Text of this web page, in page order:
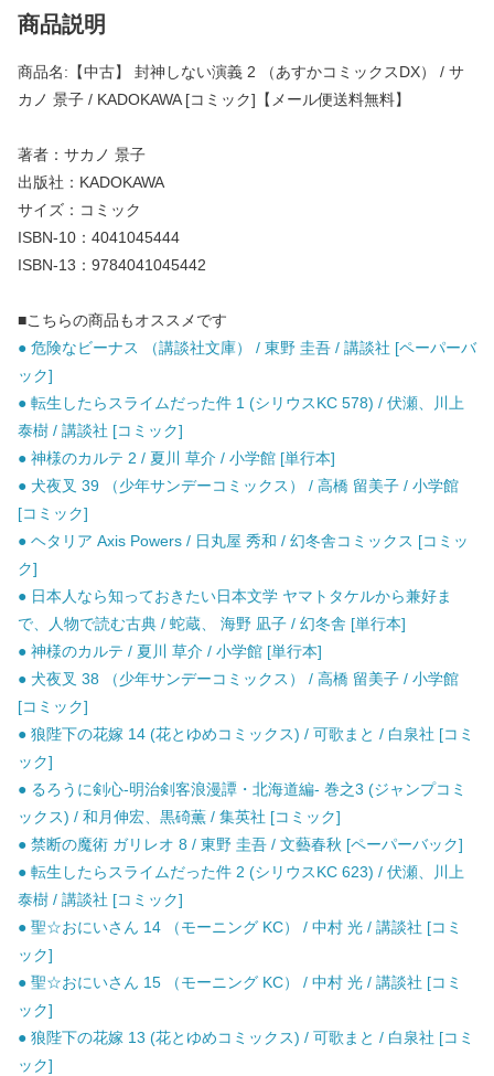
商品説明
商品名:【中古】 封神しない演義 2 （あすかコミックスDX） / サ
カノ 景子 / KADOKAWA [コミック]【メール便送料無料】
著者：サカノ 景子
出版社：KADOKAWA
サイズ：コミック
ISBN-10：4041045444
ISBN-13：9784041045442
■こちらの商品もオススメです
● 危険なビーナス （講談社文庫） / 東野 圭吾 / 講談社 [ペーパーバ
ック]
● 転生したらスライムだった件 1 (シリウスKC 578) / 伏瀬、川上
泰樹 / 講談社 [コミック]
● 神様のカルテ 2 / 夏川 草介 / 小学館 [単行本]
● 犬夜叉 39 （少年サンデーコミックス） / 高橋 留美子 / 小学館
[コミック]
● ヘタリア Axis Powers / 日丸屋 秀和 / 幻冬舎コミックス [コミッ
ク]
● 日本人なら知っておきたい日本文学 ヤマトタケルから兼好ま
で、人物で読む古典 / 蛇蔵、 海野 凪子 / 幻冬舎 [単行本]
● 神様のカルテ / 夏川 草介 / 小学館 [単行本]
● 犬夜叉 38 （少年サンデーコミックス） / 高橋 留美子 / 小学館
[コミック]
● 狼陛下の花嫁 14 (花とゆめコミックス) / 可歌まと / 白泉社 [コミ
ック]
● るろうに剣心-明治剣客浪漫譚・北海道編- 巻之3 (ジャンプコミ
ックス) / 和月伸宏、黒碕薫 / 集英社 [コミック]
● 禁断の魔術 ガリレオ 8 / 東野 圭吾 / 文藝春秋 [ペーパーバック]
● 転生したらスライムだった件 2 (シリウスKC 623) / 伏瀬、川上
泰樹 / 講談社 [コミック]
● 聖☆おにいさん 14 （モーニング KC） / 中村 光 / 講談社 [コミ
ック]
● 聖☆おにいさん 15 （モーニング KC） / 中村 光 / 講談社 [コミ
ック]
● 狼陛下の花嫁 13 (花とゆめコミックス) / 可歌まと / 白泉社 [コミ
ック]